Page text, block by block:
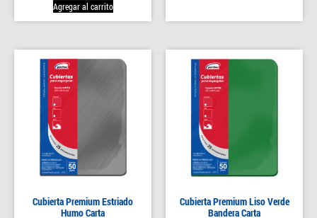
Agregar al carrito
Cubierta Premium Estriado
Humo Carta
Cubierta Premium Liso Verde
Bandera Carta